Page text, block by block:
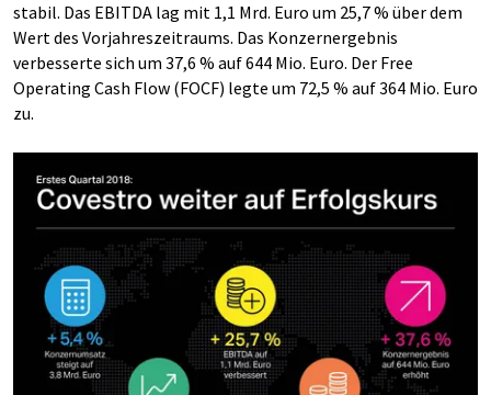
stabil. Das EBITDA lag mit 1,1 Mrd. Euro um 25,7 % über dem
Wert des Vorjahreszeitraums. Das Konzernergebnis
verbesserte sich um 37,6 % auf 644 Mio. Euro. Der Free
Operating Cash Flow (FOCF) legte um 72,5 % auf 364 Mio. Euro
zu.